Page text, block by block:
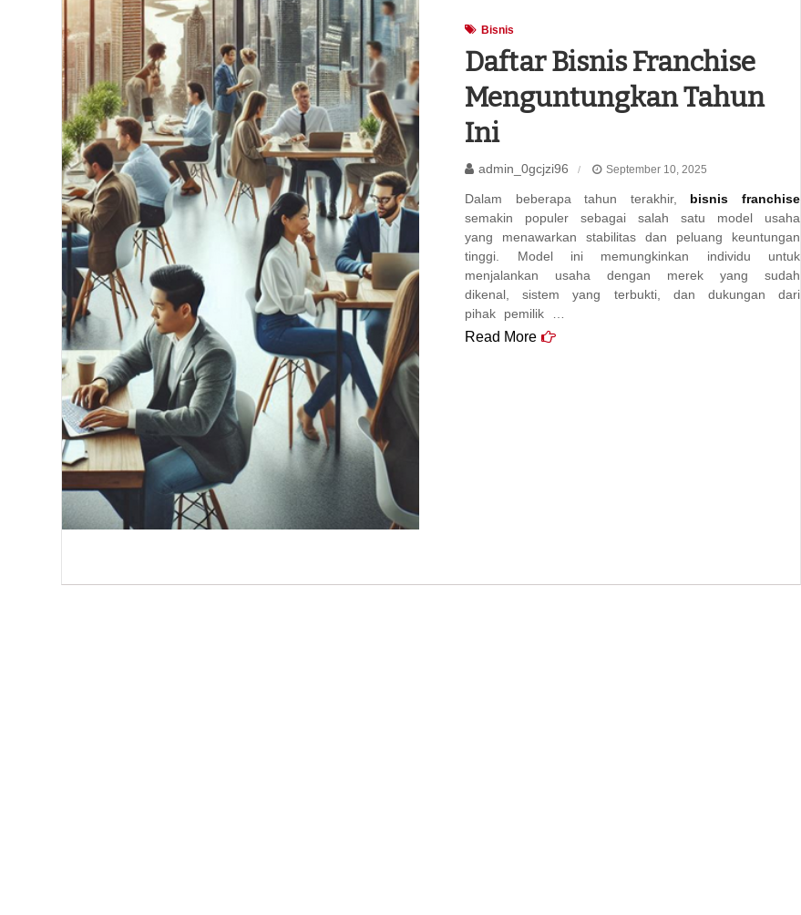
Bisnis
Daftar Bisnis Franchise
Menguntungkan Tahun
Ini
admin_0gcjzi96 September 10, 2025
Dalam beberapa tahun terakhir, bisnis franchise
semakin populer sebagai salah satu model usaha
yang menawarkan stabilitas dan peluang keuntungan
tinggi. Model ini memungkinkan individu untuk
menjalankan usaha dengan merek yang sudah
dikenal, sistem yang terbukti, dan dukungan dari
pihak pemilik …
Read More